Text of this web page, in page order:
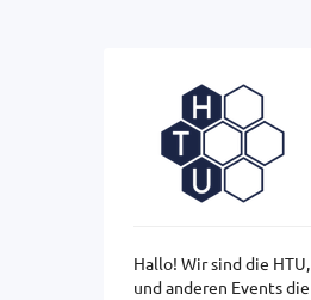
HTU
Wien
Hallo! Wir sind die
und anderen Events